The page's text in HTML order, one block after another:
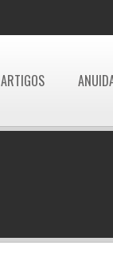
ARTIGOS